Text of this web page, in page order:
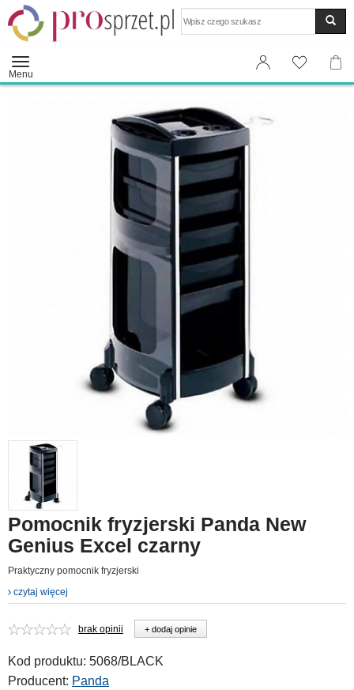
Menu
Pomocnik fryzjerski Panda New
Genius Excel czarny
Praktyczny pomocnik fryzjerski
czytaj więcej
brak opinii + dodaj opinie
Kod produktu: 5068/BLACK
Producent: Panda